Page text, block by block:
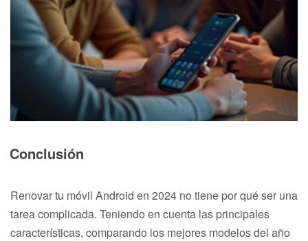
Conclusión
Renovar tu móvil Android en 2024 no tiene por qué ser una
tarea complicada. Teniendo en cuenta las principales
características, comparando los mejores modelos del año